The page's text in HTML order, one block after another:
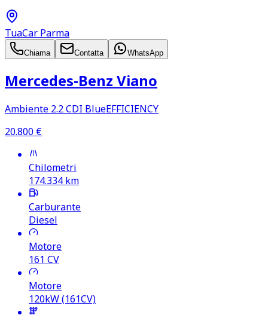
TuaCar Parma
Chiama Contatta WhatsApp
Mercedes‑Benz Viano
Ambiente 2.2 CDI BlueEFFICIENCY
20.800 €
Chilometri
174.334 km
Carburante
Diesel
Motore
161 CV
Motore
120kW (161CV)